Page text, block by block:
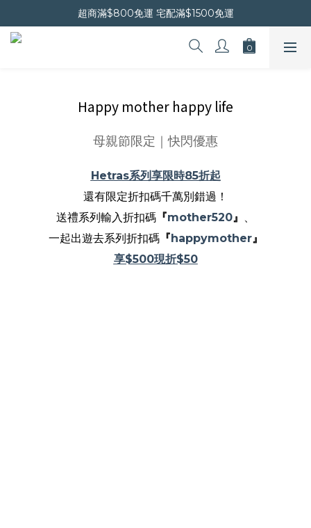
晚安會員新上線｜新會員現折$30
晚安會員新上線｜新會員現折$30
Happy mother happy life
母親節限定｜快閃優惠
Hetras系列享限時85折起
還有限定折扣碼千萬別錯過！
送禮系列輸入折扣碼 『mother520』 、
一起出遊去系列折扣碼『happymother』
享$500現折$50